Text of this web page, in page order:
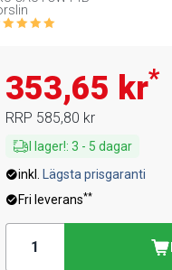
353,65 kr*
RRP 585,80 kr
I lager!: 3 - 5 dagar
inkl.
Lägsta prisgaranti
Fri leverans**